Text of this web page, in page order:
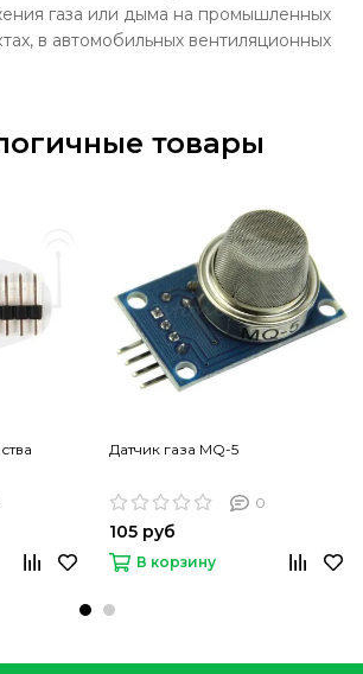
газа или дыма на промышленных
в автомобильных вентиляционных
товары
Датчик газа MQ-5
0
105 руб
В корзину